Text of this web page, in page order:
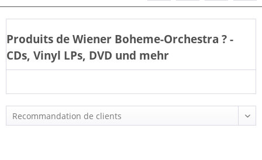
Produits deWiener Boheme-Orchestra ? -
CDs, Vinyl LPs, DVD und mehr